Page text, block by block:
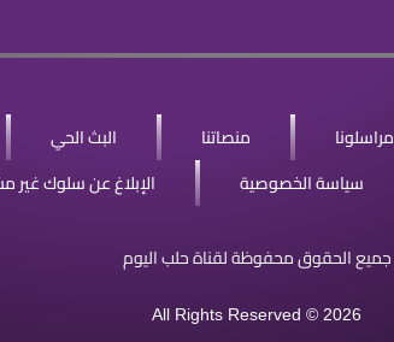
مراسلونا منصاتنا البث الحي
سياسة الخصوصية الإبلاغ عن سلوك غير
جميع الحقوق محفوظة لقناة حلب اليوم
All Rights Reserved © 2026